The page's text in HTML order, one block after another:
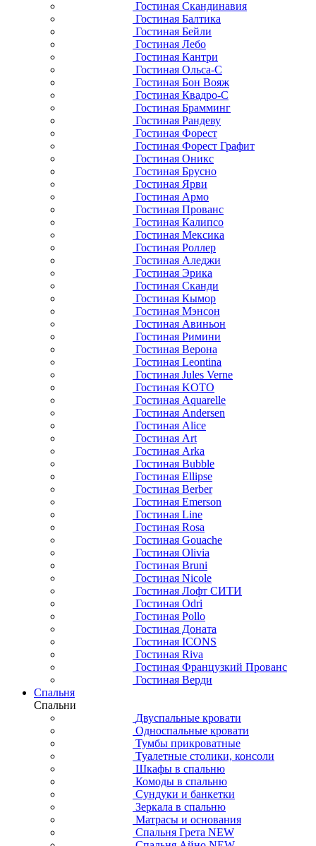
Гостиная Скандинавия
Гостиная Балтика
Гостиная Бейли
Гостиная Лебо
Гостиная Кантри
Гостиная Ольса-С
Гостиная Бон Вояж
Гостиная Квадро-С
Гостиная Брамминг
Гостиная Рандеву
Гостиная Форест
Гостиная Форест Графит
Гостиная Оникс
Гостиная Брусно
Гостиная Ярви
Гостиная Армо
Гостиная Прованс
Гостиная Калипсо
Гостиная Мексика
Гостиная Роллер
Гостиная Аледжи
Гостиная Эрика
Гостиная Сканди
Гостиная Кымор
Гостиная Мэнсон
Гостиная Авиньон
Гостиная Римини
Гостиная Верона
Гостиная Leontina
Гостиная Jules Verne
Гостиная KOTO
Гостиная Aquarelle
Гостиная Andersen
Гостиная Alice
Гостиная Art
Гостиная Arka
Гостиная Bubble
Гостиная Ellipse
Гостиная Berber
Гостиная Emerson
Гостиная Line
Гостиная Rosa
Гостиная Gouache
Гостиная Olivia
Гостиная Bruni
Гостиная Nicole
Гостиная Лофт СИТИ
Гостиная Odri
Гостиная Pollo
Гостиная Доната
Гостиная ICONS
Гостиная Riva
Гостиная Французкий Прованс
Гостиная Верди
Спальня
Спальни
Двуспальные кровати
Односпальные кровати
Тумбы прикроватные
Туалетные столики, консоли
Шкафы в спальню
Комоды в спальню
Сундуки и банкетки
Зеркала в спальню
Матрасы и основания
Спальня Грета NEW